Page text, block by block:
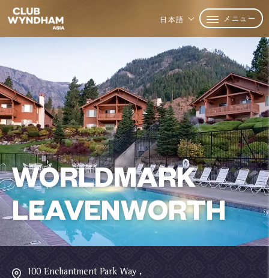
日本語 メニュー
WORLDMARK
LEAVENWORTH
100 Enchantment Park Way ,